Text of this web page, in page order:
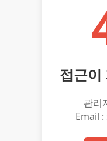
접근이
관리
Email